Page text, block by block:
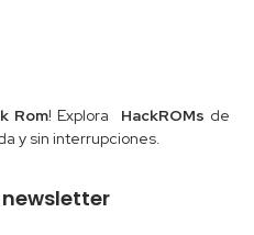
Rom! Explora HackROMs de
y sin interrupciones.